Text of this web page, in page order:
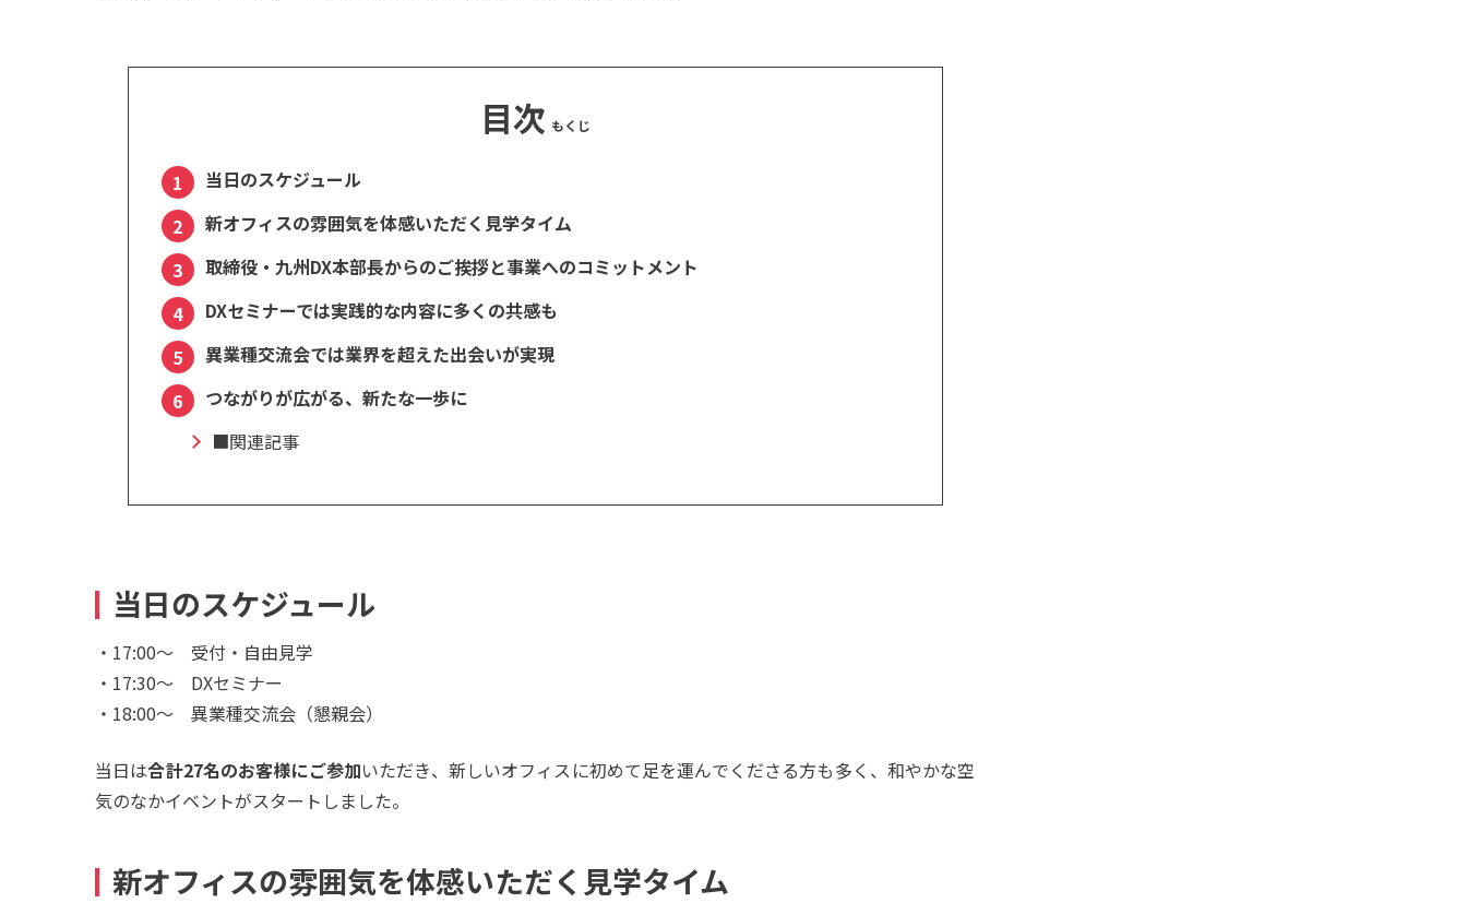
目次
当日のスケジュール
新オフィスの雰囲気を体感いただく見学タイム
取締役・九州DX本部長からのご挨拶と事業へのコミットメント
DXセミナーでは実践的な内容に多くの共感も
異業種交流会では業界を超えた出会いが実現
つながりが広がる、新たな一歩に
■関連記事
当日のスケジュール
・17:00〜 受付・自由見学
・17:30〜 DXセミナー
・18:00〜 異業種交流会（懇親会）
当日は合計27名のお客様にご参加いただき、新しいオフィスに初めて足を運んでくださる方も多く、和やかな空
気のなかイベントがスタートしました。
新オフィスの雰囲気を体感いただく見学タイム